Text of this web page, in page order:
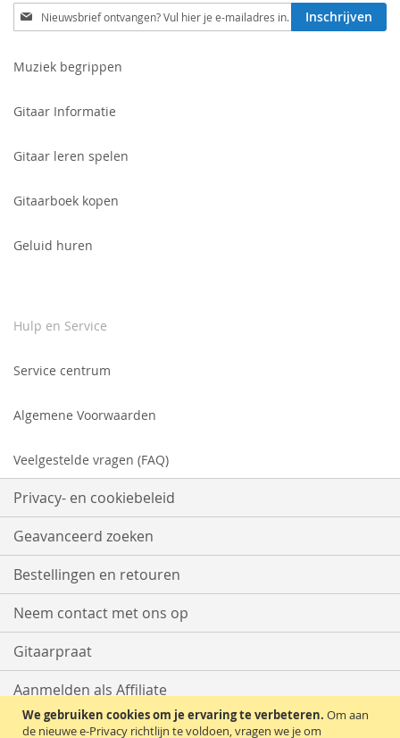
We gebruiken cookies om je ervaring te verbeteren. Om aan
de nieuwe e-Privacy richtlijn te voldoen, vragen we je om
Schrijf
je
voor
Inschrijven
Muziek begrippen
Gitaar Informatie
Gitaar leren spelen
Gitaarboek kopen
Geluid huren
Hulp en Service
Service centrum
Algemene Voorwaarden
Veelgestelde vragen (FAQ)
Privacy- en cookiebeleid
Geavanceerd zoeken
Bestellingen en retouren
Neem contact met ons op
Gitaarpraat
Aanmelden als Affiliate
Start met Verkopen